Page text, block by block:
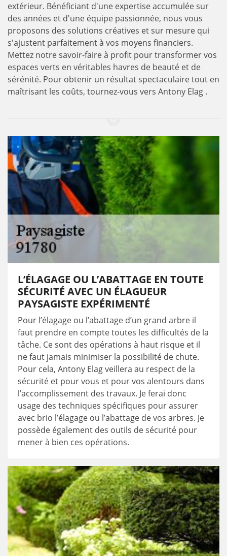
extérieur. Bénéficiant d'une expertise accumulée sur
des années et d'une équipe passionnée, nous vous
proposons des solutions créatives et sur mesure qui
s'ajustent parfaitement à vos moyens financiers.
Mettez notre savoir-faire à profit pour transformer vos
espaces verts en véritables havres de beauté et de
sérénité. Pour obtenir un résultat spectaculaire tout en
maîtrisant les coûts, tournez-vous vers Antony Elag .
L’ÉLAGAGE OU L’ABATTAGE EN TOUTE
SÉCURITÉ AVEC UN ÉLAGUEUR
PAYSAGISTE EXPÉRIMENTÉ
Pour l’élagage ou l’abattage d’un grand arbre il
faut prendre en compte toutes les difficultés de la
tâche. Ce sont des opérations à haut risque et il
ne faut jamais minimiser la possibilité de chute.
Pour cela, Antony Elag veillera au respect de la
sécurité et pour vous et pour vos alentours dans
l’accomplissement des travaux. Je ferai donc
usage des techniques spécifiques pour assurer
avec brio l’élagage ou l’abattage de vos arbres. Je
possède également des outils de sécurité pour
mener à bien ces opérations.